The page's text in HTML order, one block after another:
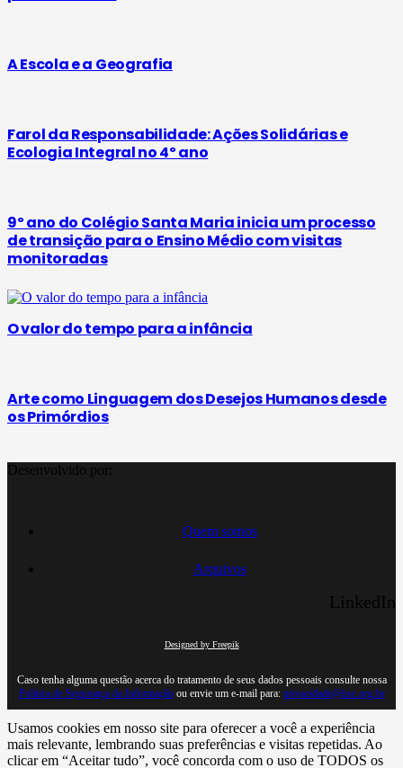
A Escola e a Geografia
Farol da Responsabilidade: Ações Solidárias e
Ecologia Integral no 4º ano
9º ano do Colégio Santa Maria inicia um processo
de transição para o Ensino Médio com visitas
monitoradas
O valor do tempo para a infância
Arte como Linguagem dos Desejos Humanos desde
os Primórdios
Desenvolvido por:
Quem somos
Arquivos
LinkedIn
Designed by Freepik
Caso tenha alguma questão acerca do tratamento de seus dados pessoais consulte nossa
Política de Segurança da Informaçãoou envie um e-mail para: privacidade@iisc.org.br
Usamos cookies em nosso site para oferecer a você a experiência
mais relevante, lembrando suas preferências e visitas repetidas. Ao
clicar em “Aceitar tudo”, você concorda com o uso de TODOS os